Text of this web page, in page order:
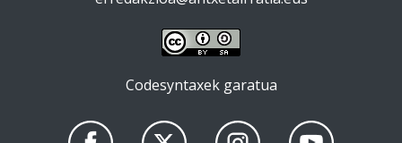
Codesyntaxek garatua